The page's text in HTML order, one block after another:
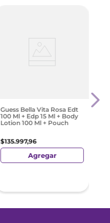
Guess Bella Vita Rosa Edt
100 Ml + Edp 15 Ml + Body
Lotion 100 Ml + Pouch
$135.997,96
Agregar
$